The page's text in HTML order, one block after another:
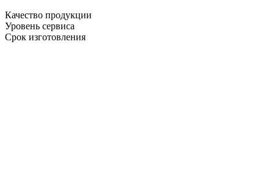
Качество продукции
Уровень сервиса
Срок изготовления